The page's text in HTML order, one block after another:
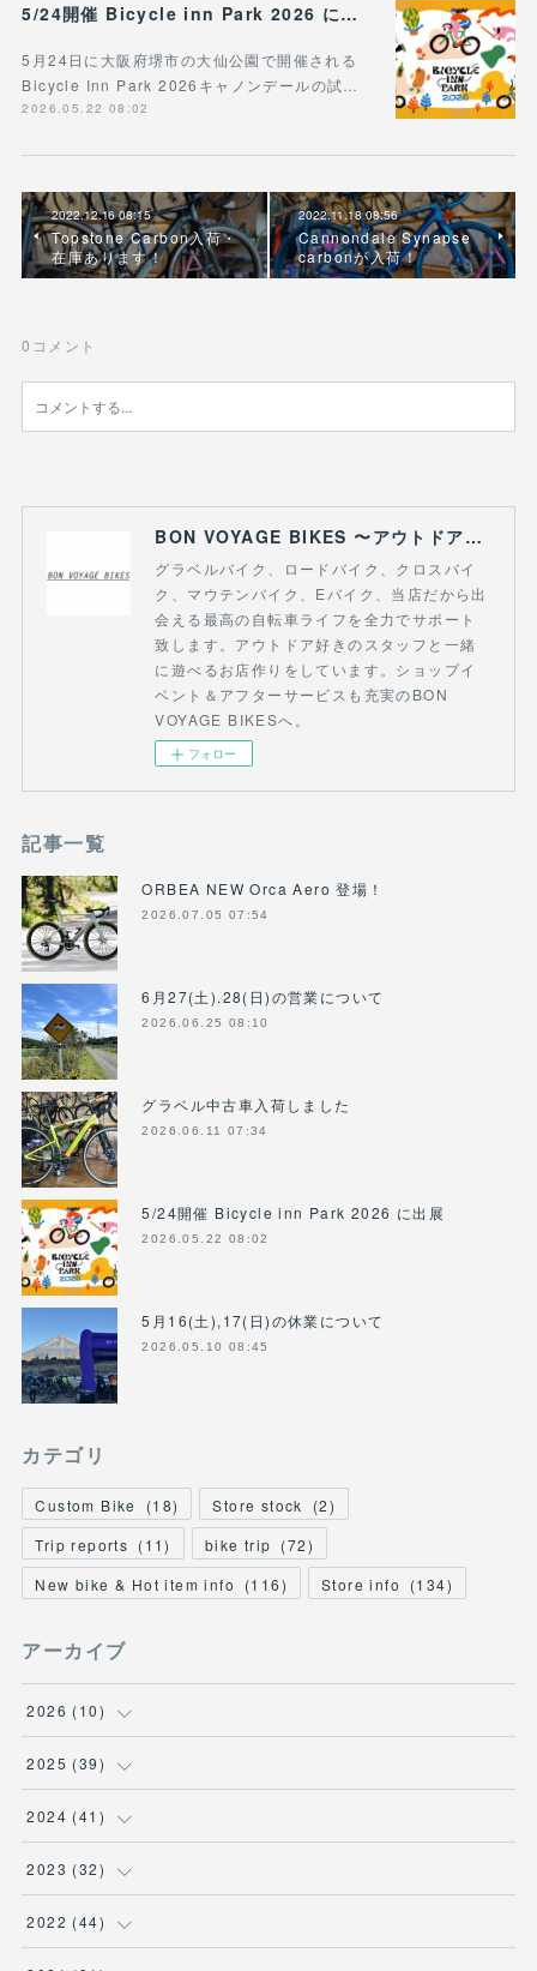
5/24開催 Bicycle inn Park 2026 に出展
5月24日に大阪府堺市の大仙公園で開催される
Bicycle Inn Park 2026キャノンデールの試…
2026.05.22 08:02
2022.12.16 08:15
Topstone Carbon入荷・
在庫あります！
2022.11.18 08:56
Cannondale Synapse
carbonが入荷！
0 コメント
BON VOYAGE BIKES 〜アウトドアライフにつながる自転車専門店〜
グラベルバイク、ロードバイク、クロスバイ
ク、マウテンバイク、Eバイク、当店だから出
会える最高の自転車ライフを全力でサポート
致します。アウトドア好きのスタッフと一緒
に遊べるお店作りをしています。ショップイ
ベント＆アフターサービスも充実のBON
VOYAGE BIKESへ。
フォロー
記事一覧
ORBEA NEW Orca Aero 登場！
2026.07.05 07:54
6月27(土).28(日)の営業について
2026.06.25 08:10
グラベル中古車入荷しました
2026.06.11 07:34
5/24開催 Bicycle inn Park 2026 に出展
2026.05.22 08:02
5月16(土),17(日)の休業について
2026.05.10 08:45
カテゴリ
Custom Bike (18) Store stock (2)
Trip reports (11) bike trip (72)
New bike & Hot item info
(116) Store info (134)
アーカイブ
2026 (10)
(1)
( 2 )
(3)
( 2 )
2025 (39)
(2 )
(2)
( 2 )
( 2 )
2024 (41 )
(6)
( 4 )
2023 (32)
(2)
2022 (44)